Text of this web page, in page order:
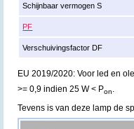
Schijnbaar vermogen S
PF
Verschuivingsfactor DF
EU 2019/2020: Voor led en
>= 0,9 indien 25 W < Pon.
Tevens is van deze lamp de